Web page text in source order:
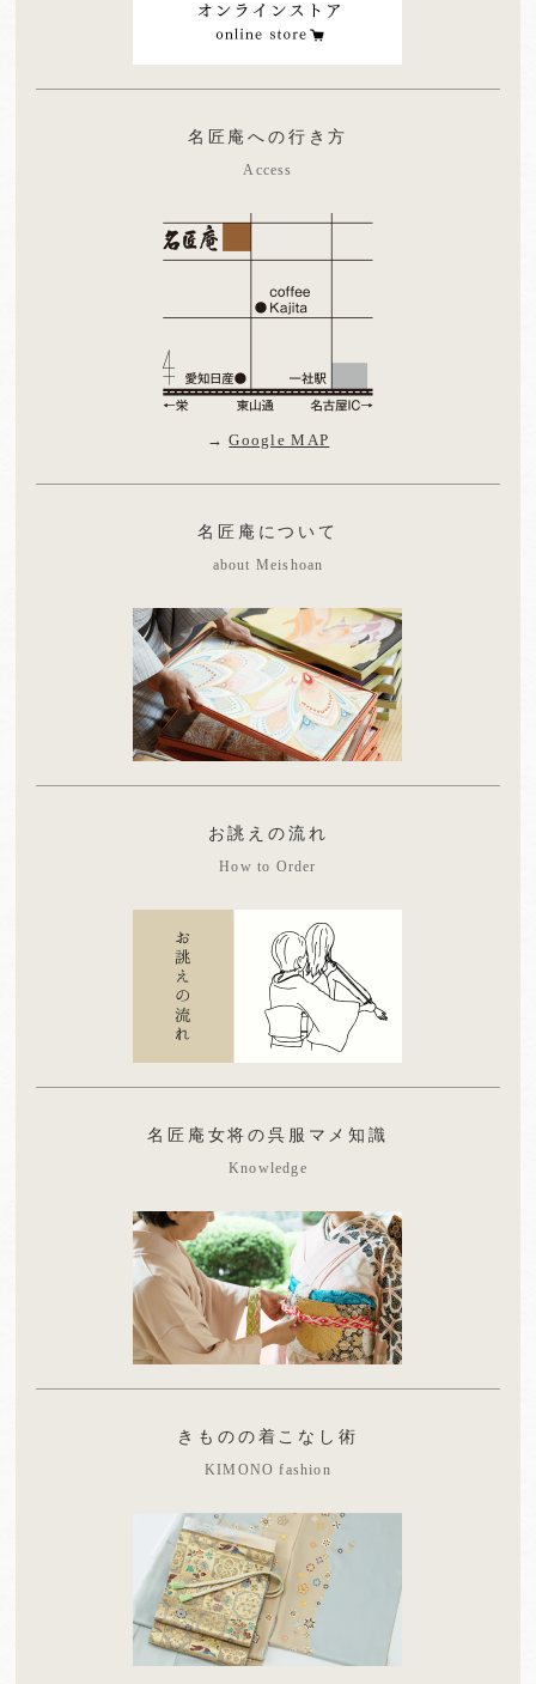
名匠庵への行き方
Access
→Google MAP
名匠庵について
about Meishoan
お誂えの流れ
How to Order
名匠庵女将の呉服マメ知識
Knowledge
きものの着こなし術
KIMONO fashion